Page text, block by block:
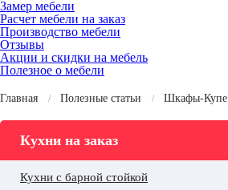
Замер мебели
Расчет мебели на заказ
Производство мебели
Отзывы
Акции и скидки на мебель
Полезное о мебели
Главная Полезные статьи Шкафы-Купе
Кухни на заказ
Кухни с барной стойкой